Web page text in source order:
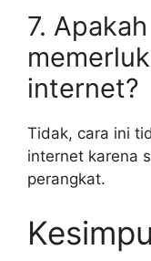
7.
internet?
Tidak, cara ini
internet karena
perangkat.